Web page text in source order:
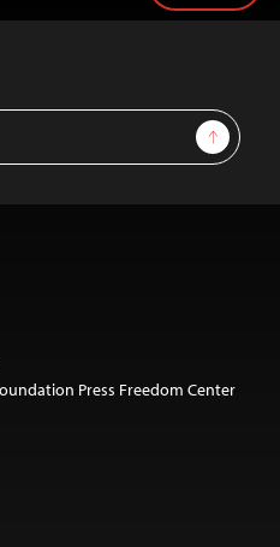
Sign Up
Press Freedom Center